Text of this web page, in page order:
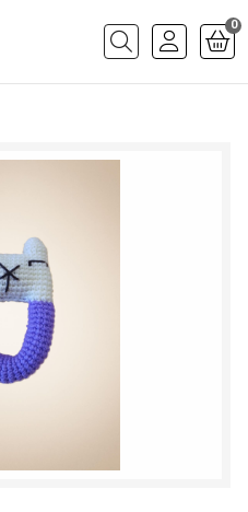
Buscar
0